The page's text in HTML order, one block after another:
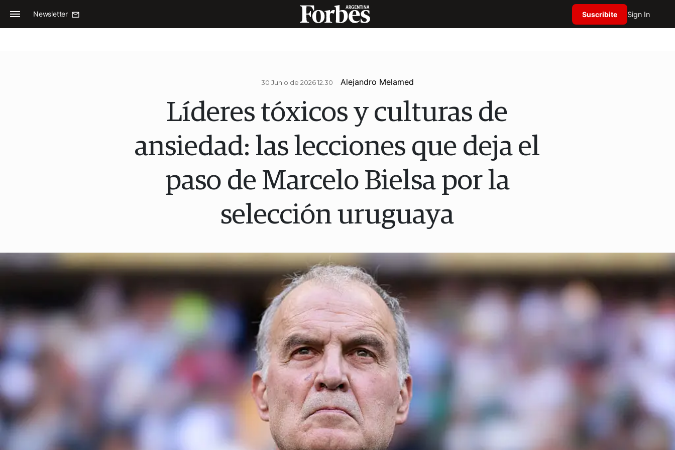
Newsletter Suscribite Sign In
30 Junio de 2026 12.30 Alejandro Melamed
Líderes tóxicos y culturas de
ansiedad: las lecciones que deja el
paso de Marcelo Bielsa por la
selección uruguaya